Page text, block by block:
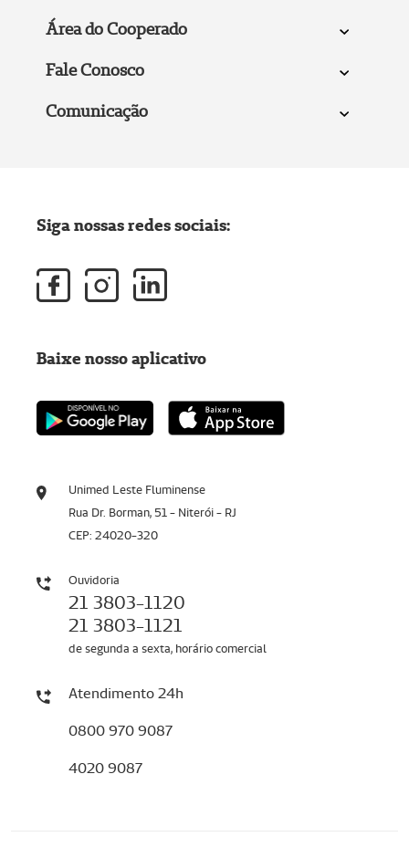
Área do Cooperado
Fale Conosco
Comunicação
Unimed Leste Fluminense
Rua Dr. Borman, 51 - Niterói - RJ
CEP: 24020-320
Ouvidoria
21 3803-1120
21 3803-1121
de segunda a sexta, horário comercial
Atendimento 24h
0800 970 9087
4020 9087
Siga nossas redes sociais:
Baixe nosso aplicativo